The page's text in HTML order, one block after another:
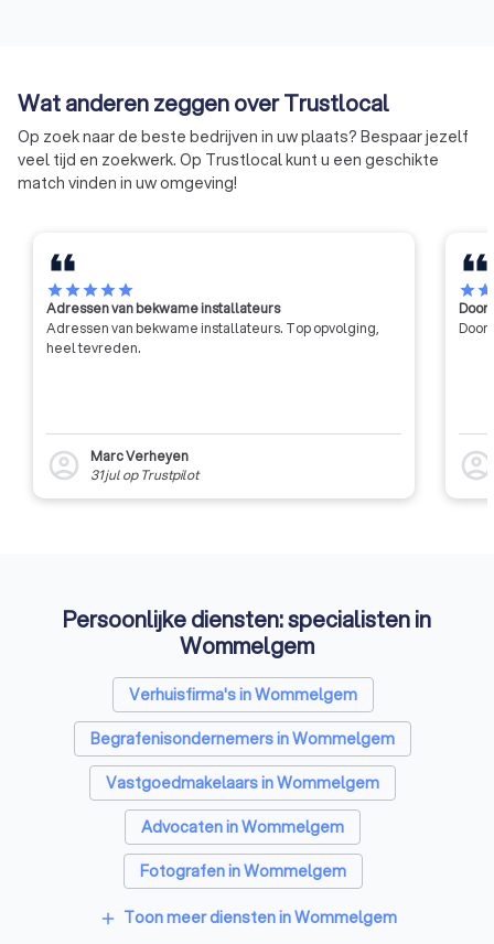
maanden geldig en u mag dan
rondrijden zonder begeleider.
Wat anderen zeggen over Trustlocal
Op zoek naar de beste bedrijven in uw plaats? Bespaar jezelf
veel tijd en zoekwerk. Op Trustlocal kunt u een geschikte
match vinden in uw omgeving!
starstarstarstarstar
Adressen van bekwame installateurs
Adressen van bekwame installateurs. Top opvolging,
heel tevreden.
account_circle
Marc Verheyen
31 julop Trustpilot
starstar
Door
Door
account_circle
Persoonlijke diensten: specialisten in
Wommelgem
Verhuisfirma's in Wommelgem
Begrafenisondernemers in Wommelgem
Vastgoedmakelaars in Wommelgem
Advocaten in Wommelgem
Fotografen in Wommelgem
Coaches in Wommelgem
add Toon meer diensten in Wommelgem